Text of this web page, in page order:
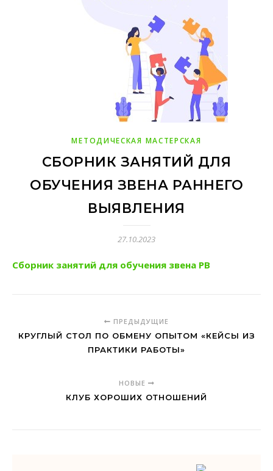
МЕТОДИЧЕСКАЯ МАСТЕРСКАЯ
СБОРНИК ЗАНЯТИЙ ДЛЯ
ОБУЧЕНИЯ ЗВЕНА РАННЕГО
ВЫЯВЛЕНИЯ
27.10.2023
Сборник занятий для обучения звена РВ
ПРЕДЫДУЩИЕ
КРУГЛЫЙ СТОЛ ПО ОБМЕНУ ОПЫТОМ «КЕЙСЫ ИЗ
ПРАКТИКИ РАБОТЫ»
НОВЫЕ
КЛУБ ХОРОШИХ ОТНОШЕНИЙ